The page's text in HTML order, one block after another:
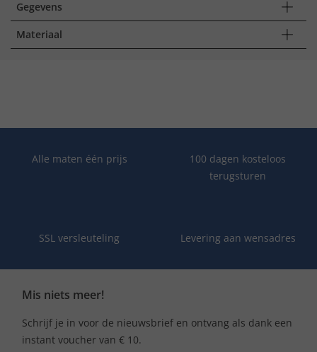
Gegevens
Materiaal
Alle maten één prijs
100 dagen kosteloos
terugsturen
SSL versleuteling Levering aan wensadres
Mis niets meer!
Schrijf je in voor de nieuwsbrief en ontvang als dank een
instant voucher van € 10.